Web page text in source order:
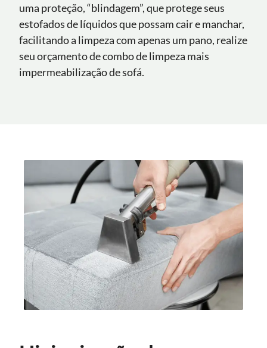
uma proteção, “blindagem”, que protege seus
estofados de líquidos que possam cair e manchar,
facilitando a limpeza com apenas um pano, realize
seu orçamento de combo de limpeza mais
impermeabilização de sofá.